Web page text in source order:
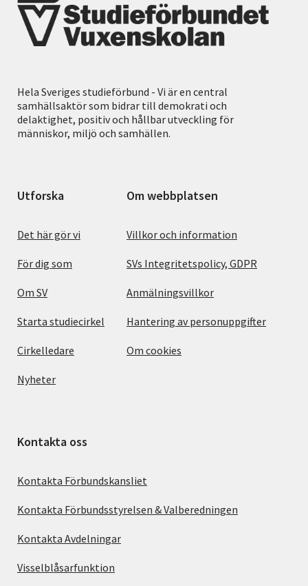
Hela Sveriges studieförbund - Vi är en central
samhällsaktör som bidrar till demokrati och
delaktighet, positiv och hållbar utveckling för
människor, miljö och samhällen.
Utforska
Det här gör vi
För dig som
Om SV
Starta studiecirkel
Cirkelledare
Nyheter
Om webbplatsen
Villkor och information
SVs Integritetspolicy, GDPR
Anmälningsvillkor
Hantering av personuppgifter
Om cookies
Kontakta oss
Kontakta Förbundskansliet
Kontakta Förbundsstyrelsen & Valberedningen
Kontakta Avdelningar
Visselblåsarfunktion